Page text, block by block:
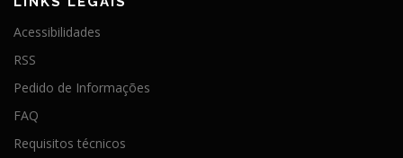
Acessibilidades
RSS
Pedido de Informações
FAQ
Requisitos técnicos